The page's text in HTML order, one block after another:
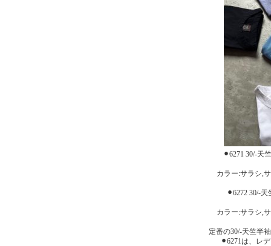
⚫︎6271 30/-天
カラー:サラシ,
⚫︎6272 30/-
カラー:サラシ,
定番の30/-天竺半
⚫︎6271は、レ